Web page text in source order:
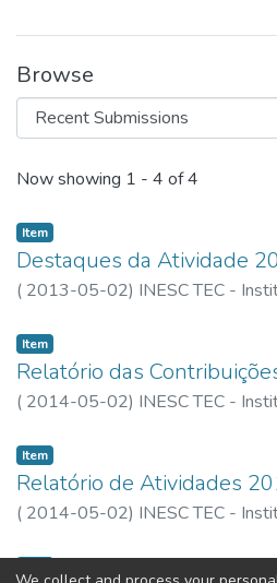
Browse
Recent Submissions
Now showing 1 - 4 of 4
Item
Destaques da Atividade
( 2013-05-02) INESC TEC -
Item
Relatório das
( 2014-05-02) INESC TEC -
Item
Relatório de Atividades
( 2014-05-02) INESC TEC -